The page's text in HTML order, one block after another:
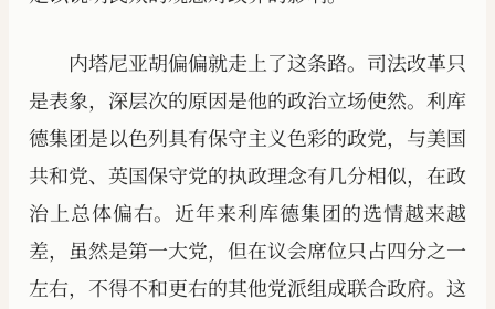
内塔尼亚胡偏偏就走上了这条路。司法改革只
是表象，深层次的原因是他的政治立场使然。利库
德集团是以色列具有保守主义色彩的政党，与美国
共和党、英国保守党的执政理念有几分相似，在政
治上总体偏右。近年来利库德集团的选情越来越
差，虽然是第一大党，但在议会席位只占四分之一
左右，不得不和更右的其他党派组成联合政府。这